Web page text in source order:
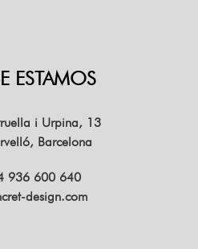
ESTAMOS
i Urpina, 13
Barcelona
936 600 640
design.com